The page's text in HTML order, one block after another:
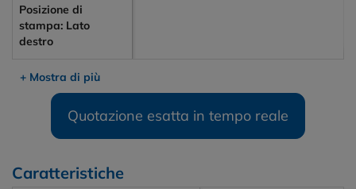
Posizione di
stampa: Lato
destro
+ Mostra di più
Quotazione esatta in tempo reale
Caratteristiche